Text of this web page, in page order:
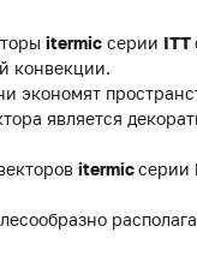
itermic серии ITT
конвекции.
экономят
является
itermicсерии